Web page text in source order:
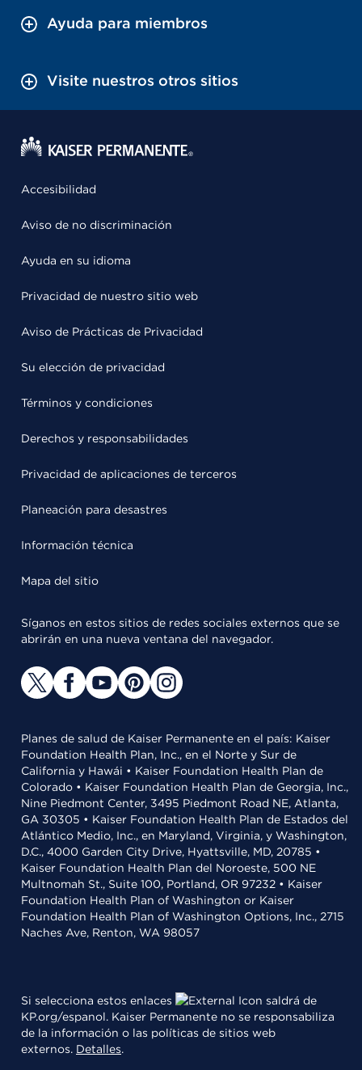
Ayuda para miembros
Visite nuestros otros sitios
Accesibilidad
Aviso de no discriminación
Ayuda en su idioma
Privacidad de nuestro sitio web
Aviso de Prácticas de Privacidad
Su elección de privacidad
Términos y condiciones
Derechos y responsabilidades
Privacidad de aplicaciones de terceros
Planeación para desastres
Información técnica
Mapa del sitio
Síganos en estos sitios de redes sociales externos que se
abrirán en una nueva ventana del navegador.
Planes de salud de Kaiser Permanente en el país: Kaiser
Foundation Health Plan, Inc., en el Norte y Sur de
California y Hawái • Kaiser Foundation Health Plan de
Colorado • Kaiser Foundation Health Plan de Georgia, Inc.,
Nine Piedmont Center, 3495 Piedmont Road NE, Atlanta,
GA 30305 • Kaiser Foundation Health Plan de Estados del
Atlántico Medio, Inc., en Maryland, Virginia, y Washington,
D.C., 4000 Garden City Drive, Hyattsville, MD, 20785 •
Kaiser Foundation Health Plan del Noroeste, 500 NE
Multnomah St., Suite 100, Portland, OR 97232 • Kaiser
Foundation Health Plan of Washington or Kaiser
Foundation Health Plan of Washington Options, Inc., 2715
Naches Ave, Renton, WA 98057
Si selecciona estos enlaces
saldrá de
KP.org/espanol. Kaiser Permanente no se responsabiliza
de la información o las políticas de sitios web
externos. Detalles.